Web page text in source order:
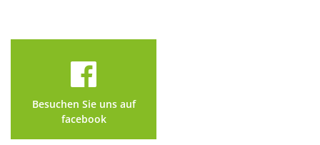
Besuchen Sie uns auf
facebook